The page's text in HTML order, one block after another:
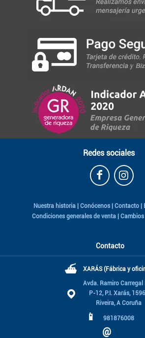
Redes sociales
Nuestra historia | Conócenos | Contacto |
Condiciones generales de venta |
Contacto
⛴ XARÁS (Fábrica y
Avda. Ramiro Carregal
P-12, P.I. Xarás,
Riveira, A Coruña
📱 981876008
@